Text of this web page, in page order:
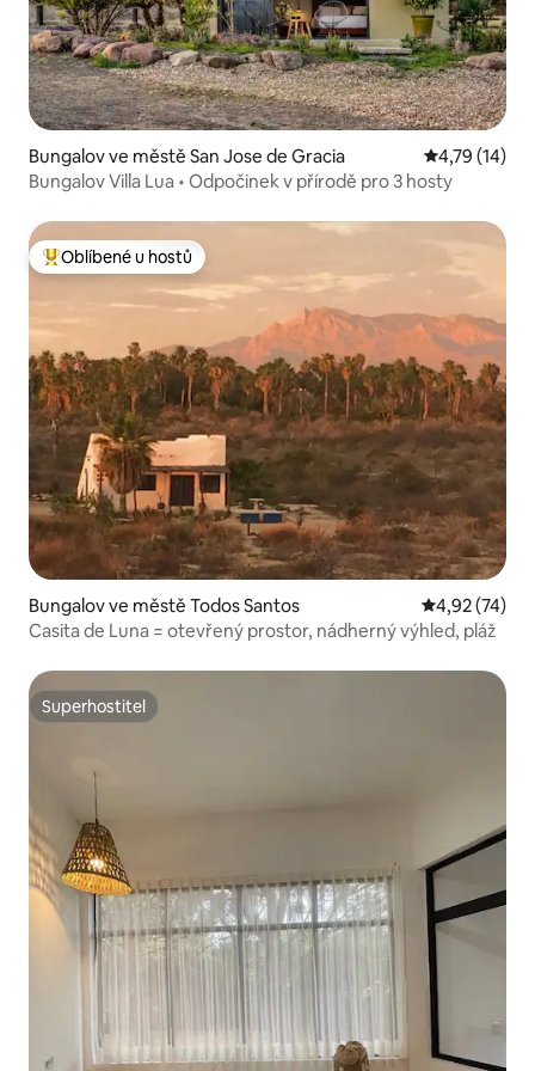
Bungalov ve městě San Jose de Gracia Průměrné
4,79 (14)
Bungalov Villa Lua • Odpočinek v přírodě pro 3 hosty
Nejlepší v kategorii Oblíbené u hostů
Oblíbené u hostů
Bungalov ve městě Todos Santos Průměrné
4,92 (74)
Casita de Luna = otevřený prostor, nádherný výhled, pláž
Superhostitel
Superhostitel